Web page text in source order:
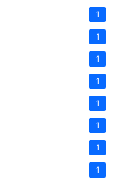
1
1
1
1
1
1
1
1